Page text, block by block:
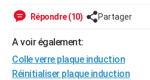
Alimentation
Guide de la santé
Maladies
Médicaments
Sommeil
VOYAGE
Destinations
City break
Voyage nature
Voyage de noces
Forum
Climat
PHOTO
GUIDES D'ACHAT
Répondre (10) Partager
A voir également:
Colle verre plaque induction
Réinitialiser plaque induction